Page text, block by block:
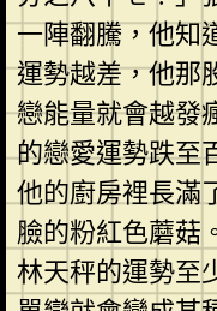
一陣翻騰，他知
運勢越差，他那
戀能量就會越發
的戀愛運勢跌至
他的廚房裡長滿
臉的粉紅色蘑菇
林天秤的運勢至